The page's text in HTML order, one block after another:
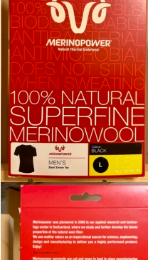
CHF 85.00.CHF 59.00.